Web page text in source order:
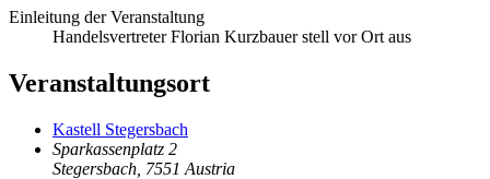
Einleitung der Veranstaltung
Handelsvertreter Florian Kurzbauer stell vor Ort aus
Veranstaltungsort
Kastell Stegersbach
Sparkassenplatz 2
Stegersbach 7551 Austria